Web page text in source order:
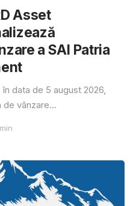
Asset
a SAI Patria
data de 5 august 2026,
vânzare...
min